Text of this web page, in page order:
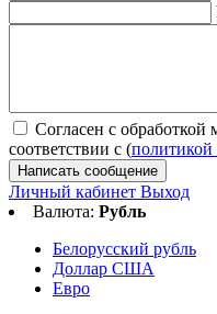
Согласен с
соответствии с (политикой
Написать сообщение
Личный кабинет Выход
Валюта: Рубль
Белорусский рубль
Доллар США
Евро